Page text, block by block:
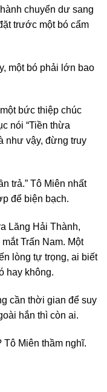
chuyển dư sang
trước một bó cẩm
một bó phải lớn bao
bức thiệp chúc
nói “Tiền thừa
như vậy, đừng truy
trả.” Tô Miên nhất
để biện bạch.
Lăng Hải Thành,
Trấn Nam. Một
lòng tự trọng, ai biết
hay không.
cần thời gian để suy
hắn thì còn ai.
Tô Miên thầm nghĩ.